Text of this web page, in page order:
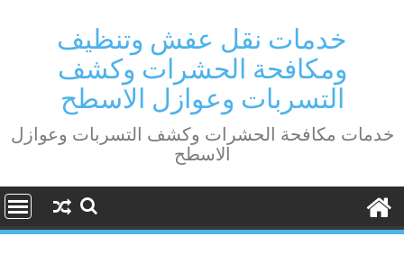
خدمات نقل عفش وتنظيف
ومكافحة الحشرات وكشف
التسربات وعوازل الاسطح
خدمات مكافحة الحشرات وكشف التسربات وعوازل
الاسطح